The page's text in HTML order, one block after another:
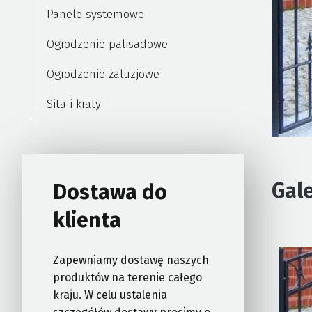
Panele systemowe
Ogrodzenie palisadowe
Ogrodzenie żaluzjowe
Sita i kraty
Dostawa do
klienta
Zapewniamy dostawę naszych
produktów na terenie całego
kraju. W celu ustalenia